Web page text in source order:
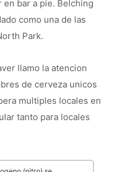
bar a pie. Belching
como una de las
Park.
llamo la atencion
de cerveza unicos
multiples locales en
tanto para locales